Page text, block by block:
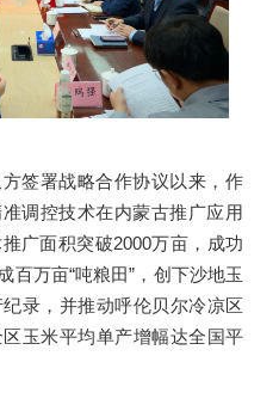
签署战略合作协议以来，作
调控技术在内蒙古推广应用
广面积突破2000万亩，成功
百万亩“吨粮田”，创下沙地玉
录，并推动呼伦贝尔冷凉区
玉米平均单产增幅达全国平